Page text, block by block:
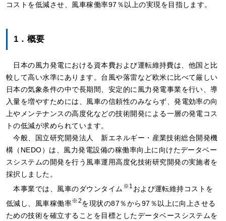
コストを低減させ、風車稼働率97％以上の実現を目指します。
1．概要
日本の風力発電における資本費および運転維持費は、他国と比
較して高い水準にあります。台風や落雷など欧米に比べて厳しい
日本の気象条件の中で長期間、安定的に風力発電事業を行い、導
入量を増やすためには、風車の信頼性のみならず、発電効率の向
上やメンテナンスの高度化などの技術開発による一層の発電コス
トの低減が求められています。
今般、国立研究開発法人 新エネルギー・産業技術総合開発機
構（NEDO）は、風力発電設備の稼働率向上に向けたデータベー
スシステムの開発を行う風車運用高度化技術研究開発の実施者を
採択しました。
本事業では、風車のダウンタイム ※1 および運転維持コストを
低減し、風車稼働率※2を現状の87％から97％以上に向上させる
ための技術を確立することを目標としたデータベースシステムを